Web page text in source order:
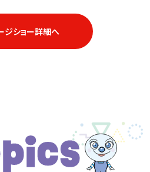
ジショー詳細へ